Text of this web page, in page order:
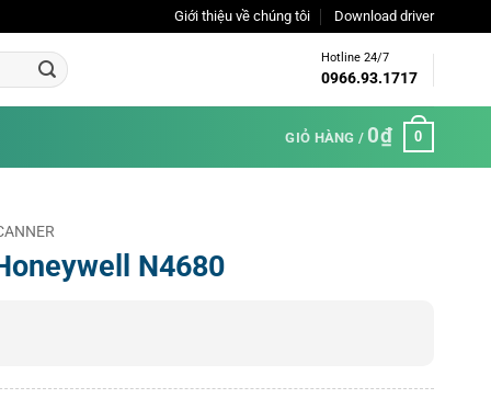
Giới thiệu về chúng tôi Download driver
Hotline 24/7
0966.93.1717
GIỎ HÀNG / 0₫ 0
N4680